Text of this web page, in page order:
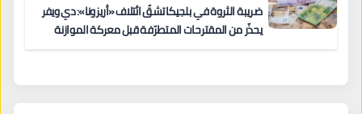
ضريبة الثروة في بلجيكا تشقّ ائتلاف «أريزونا»: دي ويفر
يحذّر من المقترحات المتطرّفة قبل معركة الموازنة